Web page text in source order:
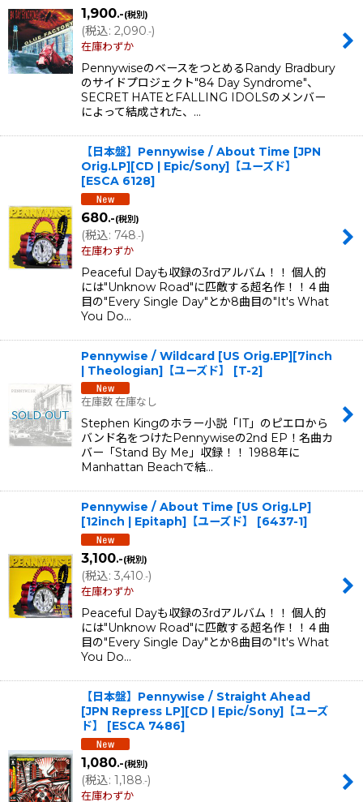
1,900.-(税別)
(税込: 2,090.-)
在庫わずか
PennywiseのベースをつとめるRandy Bradbury
のサイドプロジェクト"84 Day Syndrome"、
SECRET HATEとFALLING IDOLSのメンバー
によって結成された、…
【日本盤】Pennywise / About Time [JPN
Orig.LP][CD | Epic/Sony]【ユーズド】
[ESCA 6128]
680.-(税別)
(税込: 748.-)
在庫わずか
Peaceful Dayも収録の3rdアルバム！！ 個人的
には"Unknow Road"に匹敵する超名作！！４曲
目の"Every Single Day"とか8曲目の"It's What
You Do…
Pennywise / Wildcard [US Orig.EP][7inch
| Theologian]【ユーズド】
[T-2]
在庫数 在庫なし
Stephen Kingのホラー小説「IT」のピエロから
バンド名をつけたPennywiseの2nd EP！名曲カ
バー「Stand By Me」収録！！ 1988年に
Manhattan Beachで結…
Pennywise / About Time [US Orig.LP]
[12inch | Epitaph]【ユーズド】
[6437-1]
3,100.-(税別)
(税込: 3,410.-)
在庫わずか
Peaceful Dayも収録の3rdアルバム！！ 個人的
には"Unknow Road"に匹敵する超名作！！４曲
目の"Every Single Day"とか8曲目の"It's What
You Do…
【日本盤】Pennywise / Straight Ahead
[JPN Repress LP][CD | Epic/Sony]【ユーズ
ド】
[ESCA 7486]
1,080.-(税別)
(税込: 1,188.-)
在庫わずか